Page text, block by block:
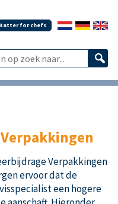
Batter for chefs
Verpakkingen
ervoor dat de
een hogere